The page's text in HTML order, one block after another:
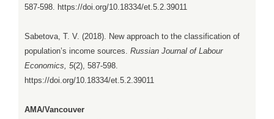
587-598. https://doi.org/10.18334/et.5.2.39011
Sabetova, T. V. (2018). New approach to the classification of
population’s income sources. Russian Journal of Labour
Economics, 5(2), 587-598.
https://doi.org/10.18334/et.5.2.39011
AMA/Vancouver